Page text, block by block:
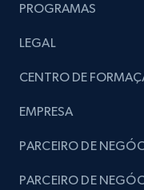
URL, Domain,
Model number,
more.
PROGRAMAS
LEGAL
CENTRO DE
EMPRESA
PARCEIRO DE
PARCEIRO DE